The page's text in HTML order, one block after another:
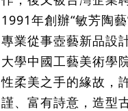
1991年創辦“敏芳陶
專業從事壺藝新品設
大學中國工藝美術學
性柔美之手的緣故，
謹、富有詩意，造型